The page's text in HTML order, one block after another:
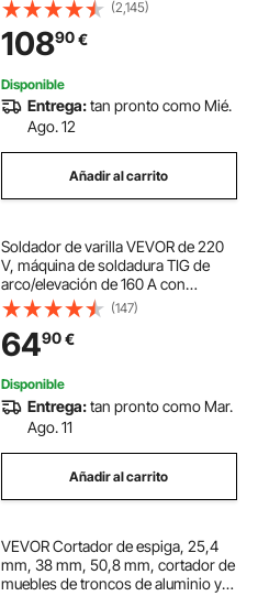
Infrarrojos Pies Antideslizantes
Doble Carril para Profesionales
Principiantes
(2,145)
10890€
Disponible
Entrega:tan pronto como Mié.
Ago. 12
Añadir al carrito
Soldador de varilla VEVOR de 220
V, máquina de soldadura TIG de
arco/elevación de 160 A con
pantalla LED grande, máquina de
soldadura de varilla portátil 2 en 1
con arranque en caliente Arc Force
Anti-Stick VRD, máquina de
soldadura de arco MMA, soldadura
(147)
6490€
Disponible
Entrega:tan pronto como Mar.
Ago. 11
Añadir al carrito
VEVOR Cortador de espiga, 25,4
mm, 38 mm, 50,8 mm, cortador de
muebles de troncos de aluminio y